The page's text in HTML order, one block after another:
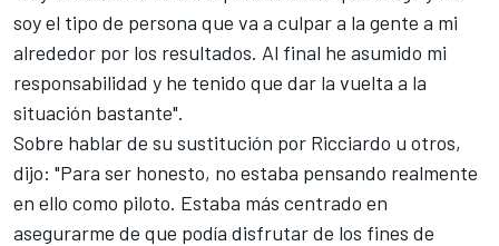
soy el tipo de persona que va a culpar a la gente a mi
alrededor por los resultados. Al final he asumido mi
responsabilidad y he tenido que dar la vuelta a la
situación bastante".
Sobre hablar de su sustitución por Ricciardo u otros,
dijo: "Para ser honesto, no estaba pensando realmente
en ello como piloto. Estaba más centrado en
asegurarme de que podía disfrutar de los fines de